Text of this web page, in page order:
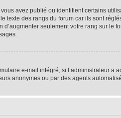
avez publié ou identifient certains
texte des rangs du forum car ils sont
seulement votre rang sur le
e-mail intégré, si l’administrateur a
anonymes ou par des agents